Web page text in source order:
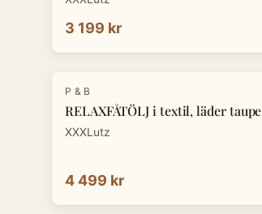
3 199 kr
P & B
RELAXFÅTÖLJ i textil, läder taupe
XXXLutz
4 499 kr